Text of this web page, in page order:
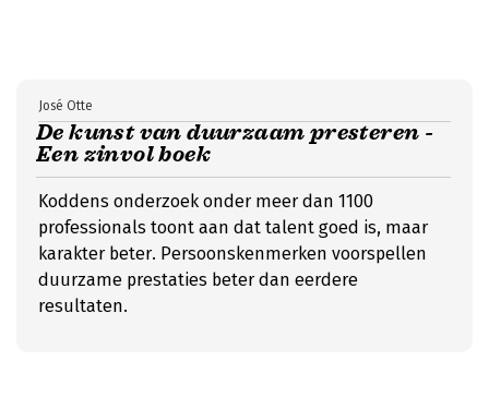
De kunst van duurzaam presteren -
Een zinvol boek
José Otte
Koddens onderzoek onder meer dan 1100
professionals toont aan dat talent goed is, maar
karakter beter. Persoonskenmerken voorspellen
duurzame prestaties beter dan eerdere
resultaten.